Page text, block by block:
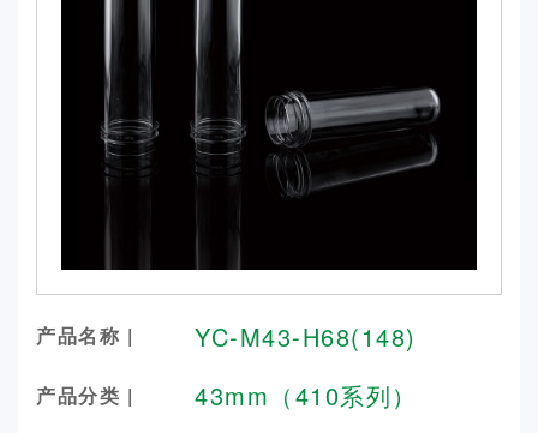
产品名称 | YC-M43-H68(148)
产品分类 | 43mm（410系列）